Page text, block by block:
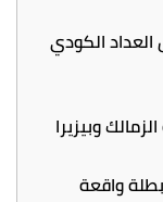
الكودي
وبيزيرا
واقعة